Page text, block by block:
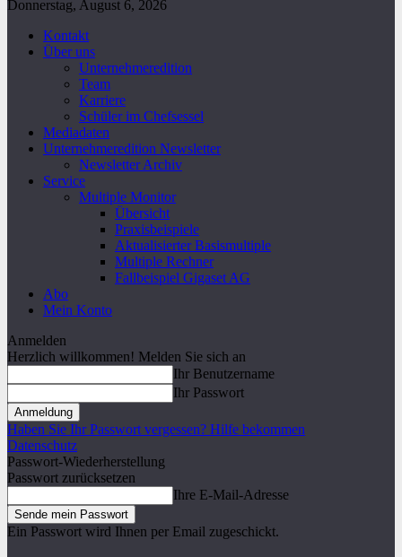
Donnerstag, August 6, 2026
Kontakt
Über uns
Unternehmeredition
Team
Karriere
Schüler im Chefsessel
Mediadaten
Unternehmeredition Newsletter
Newsletter Archiv
Service
Multiple Monitor
Übersicht
Praxisbeispiele
Aktualisierter Basismultiple
Multiple Rechner
Fallbeispiel Gigaset AG
Abo
Mein Konto
Anmelden
Herzlich willkommen! Melden Sie sich an
Ihr Benutzername
Ihr Passwort
Haben Sie Ihr Passwort vergessen? Hilfe bekommen
Datenschutz
Passwort-Wiederherstellung
Passwort zurücksetzen
Ihre E-Mail-Adresse
Ein Passwort wird Ihnen per Email zugeschickt.